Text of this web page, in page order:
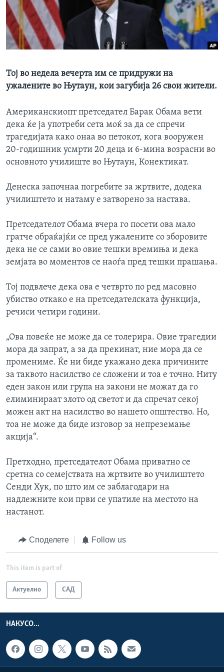
ИНТЕРВЈУА
Јазици
Тој во недела вечерта им се придружи на
ужалените во Њутаун, кои загубија 26 свои жители.
Американскиопт претседател Барак Обама вети
дека ќе ја употреби сета моќ за да се спречи
трагедијата како онаа во петокот, кога вооружен
20-годишник усмрти 20 деца и 6-мина возрасни во
основното училиште во Њутаун, Конектикат.
Денеска започнаа погребите за жртвите, додека
училиштето и натаму е затворено за настава.
Претседателот Обама вчера го посети ова мало
гратче обраќајќи се пред ужалените со зборовите
дека не се сами во овие тешки времиња и дека
земјата во моментов се наоѓа пред тешки прашања.
Тој подвлече дека ова е четврто по ред масовно
убиство откако е на претседателската функција,
речиси четири години.
„Ова повеќе не може да се толерира. Овие трагедии
мора да запрат, а за да прекинат, ние мора да се
промениме. Ќе ни биде укажано дека причините
за таквото насилство се сложени и тоа е точно. Ниту
еден закон или група на закони не можат да го
елиминираат злото од светот и да спречат секој
можен акт на насилство во нашето општество. Но,
тоа не може да биде изговор за непреземање
акција“.
Претходно, претседателот Обама приватно се
сретна со семејствата на жртвите во училиштето
Сенди Хук, по што им се заблагодари на
надлежните кои први се упатиле на местото на
настанот.
Споделете Follow us
This item is part of
Актуелно САД
НАКУСО...